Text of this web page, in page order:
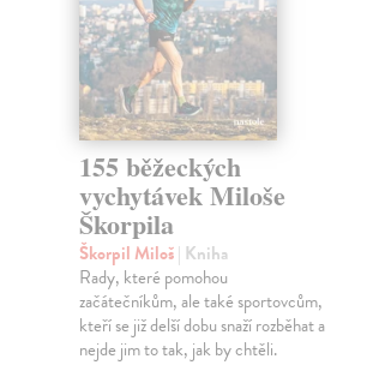
155 běžeckých
vychytávek Miloše
Škorpila
Škorpil Miloš| Kniha
Rady, které pomohou
začátečníkům, ale také sportovcům,
kteří se již delší dobu snaží rozběhat a
nejde jim to tak, jak by chtěli.